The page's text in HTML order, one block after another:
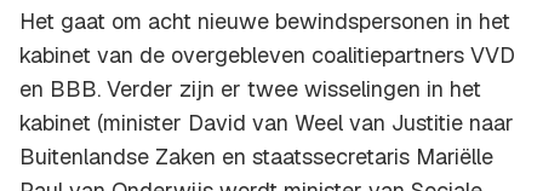
Het gaat om acht nieuwe bewindspersonen in het
kabinet van de overgebleven coalitiepartners VVD
en BBB. Verder zijn er twee wisselingen in het
kabinet (minister David van Weel van Justitie naar
Buitenlandse Zaken en staatssecretaris Mariëlle